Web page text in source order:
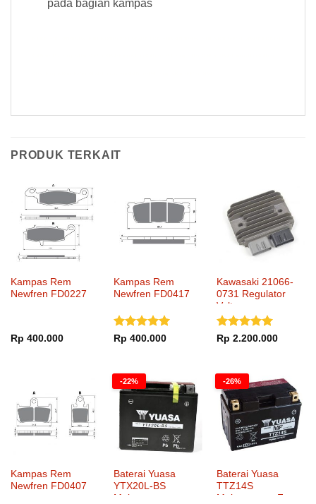
pada bagian kampas
PRODUK TERKAIT
Kampas Rem
Newfren FD0227
Rp 400.000
Kampas Rem
Newfren FD0417
Dinilai 5
Rp 400.000
Kawasaki 21066-
0731 Regulator
Voltage
Dinilai5
Rp 2.200.000
Kampas Rem
Newfren FD0407
-22%
Baterai Yuasa
YTX20L-BS
Maintenance
-26%
Baterai Yuasa
TTZ14S
Maintenance Free